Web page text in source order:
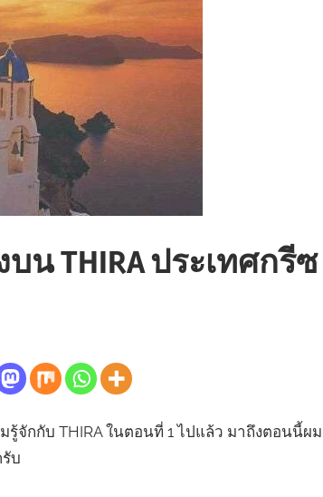
น THIRA ประเทศกรี
จักกับ THIRA ในตอนที่ 1 ไปแล้ว มาถึงตอนนี้ผม
บ